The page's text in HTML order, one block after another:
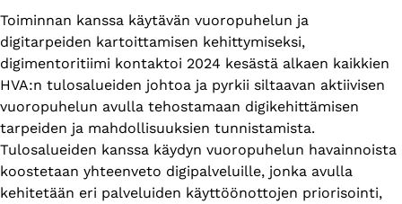
Toiminnan kanssa käytävän vuoropuhelun ja
digitarpeiden kartoittamisen kehittymiseksi,
digimentoritiimi kontaktoi 2024 kesästä alkaen kaikkien
HVA:n tulosalueiden johtoa ja pyrkii siltaavan aktiivisen
vuoropuhelun avulla tehostamaan digikehittämisen
tarpeiden ja mahdollisuuksien tunnistamista.
Tulosalueiden kanssa käydyn vuoropuhelun havainnoista
koostetaan yhteenveto digipalveluille, jonka avulla
kehitetään eri palveluiden käyttöönottojen priorisointi,